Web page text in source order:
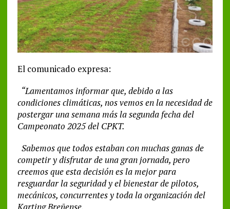
El comunicado expresa:
“Lamentamos informar que, debido a las
condiciones climáticas, nos vemos en la necesidad de
postergar una semana más la segunda fecha del
Campeonato 2025 del CPKT.
Sabemos que todos estaban con muchas ganas de
competir y disfrutar de una gran jornada, pero
creemos que esta decisión es la mejor para
resguardar la seguridad y el bienestar de pilotos,
mecánicos, concurrentes y toda la organización del
Karting Breñense.